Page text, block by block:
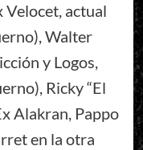
Velocet, actual
Walter
y Logos,
Ricky “El
Alakran, Pappo
en la otra